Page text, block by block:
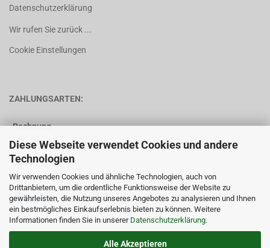
Diese Webseite verwendet Cookies und andere
Technologien
Wir verwenden Cookies und ähnliche Technologien, auch von
Drittanbietern, um die ordentliche Funktionsweise der Website zu
gewährleisten, die Nutzung unseres Angebotes zu analysieren und Ihnen
ein bestmögliches Einkaufserlebnis bieten zu können. Weitere
Informationen finden Sie in unserer Datenschutzerklärung.
Alle Akzeptieren
Datenschutzerklärung
Wir rufen Sie zurück ...
Cookie Einstellungen
ZAHLUNGSARTEN:
Rechnung
(nur für Bestandskunden)
Vorkasse